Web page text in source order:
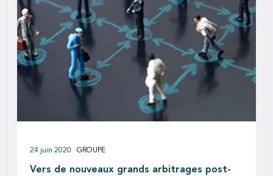
Vers de nouveaux grands arbitrages post-
24 juin 2020 GROUPE